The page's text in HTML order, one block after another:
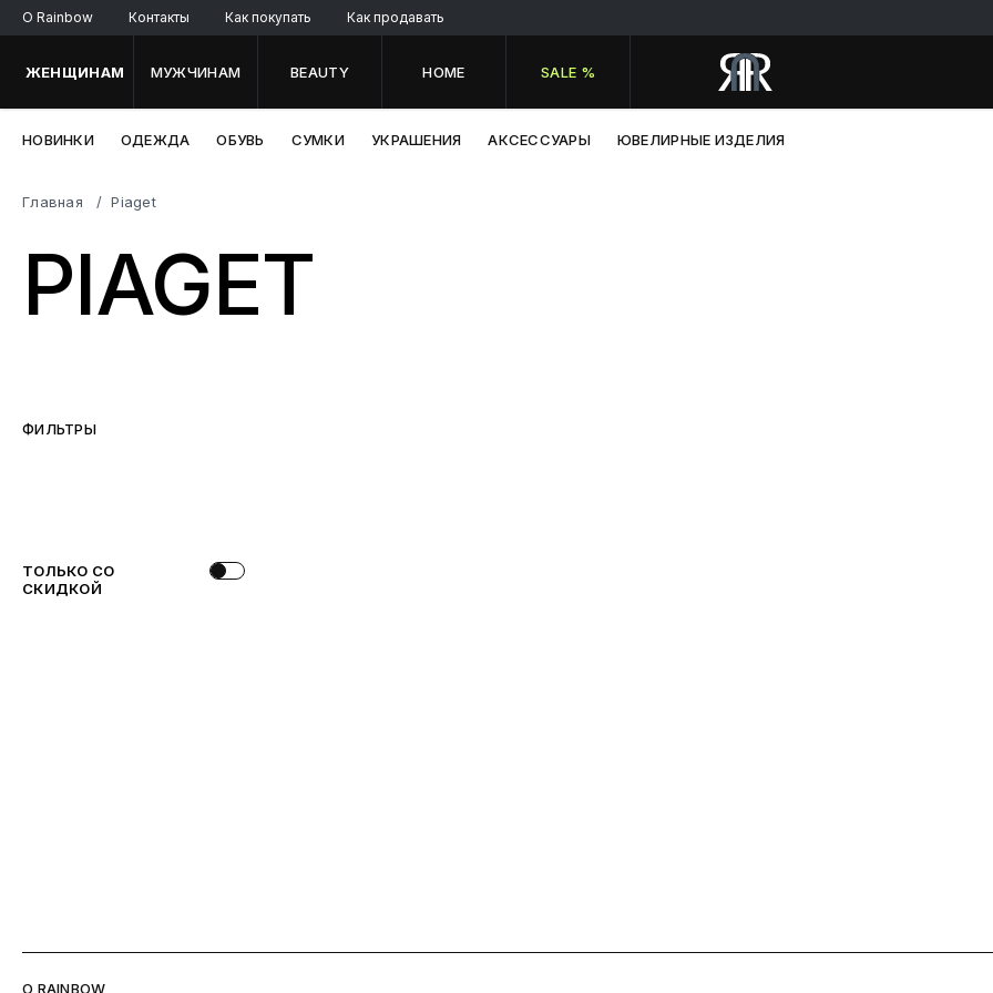
O Rainbow Контакты Как покупать Как продавать
ЖЕНЩИНАМ МУЖЧИНАМ BEAUTY HOME SALE %
НОВИНКИ ОДЕЖДА ОБУВЬ СУМКИ УКРАШЕНИЯ АКСЕССУАРЫ ЮВЕЛИРНЫЕ ИЗДЕЛИЯ
Главная Piaget
PIAGET
ФИЛЬТРЫ
ТОЛЬКО СО
СКИДКОЙ
O RAINBOW